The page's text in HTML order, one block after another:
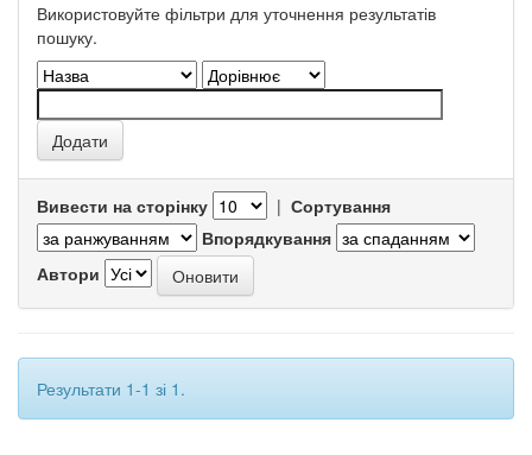
Використовуйте фільтри для уточнення результатів
пошуку.
Вивести на сторінку | Сортування
Впорядкування
Автори
Результати 1-1 зі 1.